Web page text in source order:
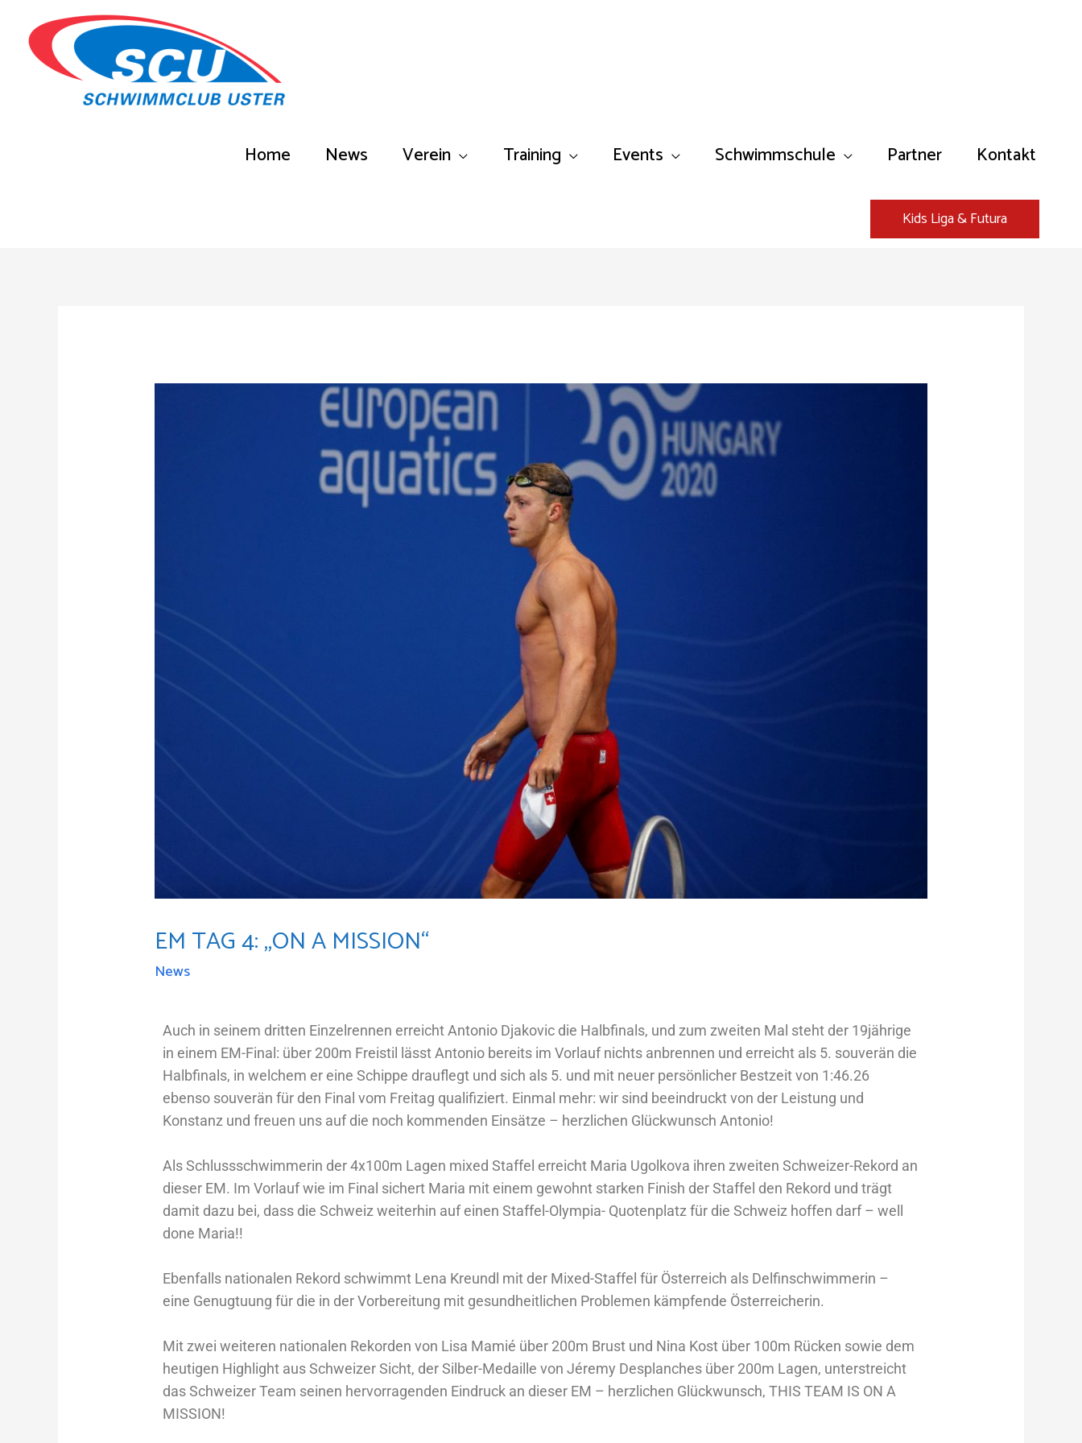
Home News Verein Training Events Schwimmschule Partner Kontakt
Kids Liga & Futura
EM TAG 4: „ON A MISSION“
News
Auch in seinem dritten Einzelrennen erreicht Antonio Djakovic die Halbfinals, und zum zweiten Mal steht der 19jährige
in einem EM-Final: über 200m Freistil lässt Antonio bereits im Vorlauf nichts anbrennen und erreicht als 5. souverän die
Halbfinals, in welchem er eine Schippe drauflegt und sich als 5. und mit neuer persönlicher Bestzeit von 1:46.26
ebenso souverän für den Final vom Freitag qualifiziert. Einmal mehr: wir sind beeindruckt von der Leistung und
Konstanz und freuen uns auf die noch kommenden Einsätze – herzlichen Glückwunsch Antonio!
Als Schlussschwimmerin der 4x100m Lagen mixed Staffel erreicht Maria Ugolkova ihren zweiten Schweizer-Rekord an
dieser EM. Im Vorlauf wie im Final sichert Maria mit einem gewohnt starken Finish der Staffel den Rekord und trägt
damit dazu bei, dass die Schweiz weiterhin auf einen Staffel-Olympia- Quotenplatz für die Schweiz hoffen darf – well
done Maria!!
Ebenfalls nationalen Rekord schwimmt Lena Kreundl mit der Mixed-Staffel für Österreich als Delfinschwimmerin –
eine Genugtuung für die in der Vorbereitung mit gesundheitlichen Problemen kämpfende Österreicherin.
Mit zwei weiteren nationalen Rekorden von Lisa Mamié über 200m Brust und Nina Kost über 100m Rücken sowie dem
heutigen Highlight aus Schweizer Sicht, der Silber-Medaille von Jéremy Desplanches über 200m Lagen, unterstreicht
das Schweizer Team seinen hervorragenden Eindruck an dieser EM – herzlichen Glückwunsch, THIS TEAM IS ON A
MISSION!